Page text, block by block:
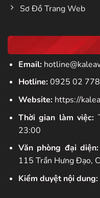
Sơ Đồ Trang Web
Email:
Hotline:0925 02
Website: https://
Thời gian làm việc:
23:00
Văn phòng đại diện:
115 Trần Hưng Đạo,
Kiểm duyệt nội dung: